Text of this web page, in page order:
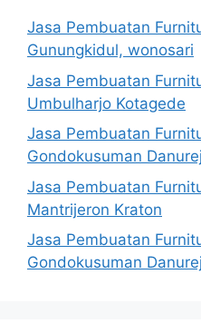
Jasa Pembuatan
Gunungkidul, wonosari
Jasa Pembuatan
Umbulharjo Kotagede
Jasa Pembuatan
Gondokusuman
Jasa Pembuatan
Mantrijeron Kraton
Jasa Pembuatan
Gondokusuman